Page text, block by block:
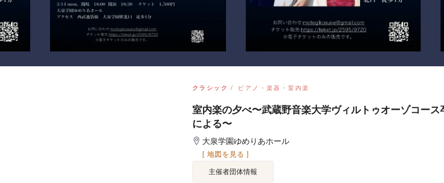
クラシック ピアノ・楽器・室内楽
室内楽の夕べ〜武蔵野音楽大学ヴィルトゥオーゾコース
による〜
大泉学園ゆめりあホール
[ 地図を見る ]
主催者団体情報